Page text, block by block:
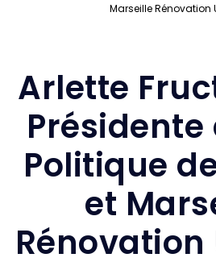
Marseille Rénovation
Arlette
Présidente
Politique
et